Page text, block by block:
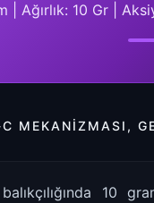
| Ağırlık: 10 Gr |
MEKANIZMASI,
10